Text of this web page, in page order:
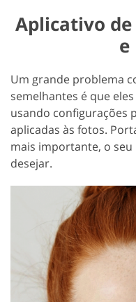
Aplicativo
e
Um grande problema
semelhantes é que
usando configurações
aplicadas às fotos.
mais importante, o
desejar.